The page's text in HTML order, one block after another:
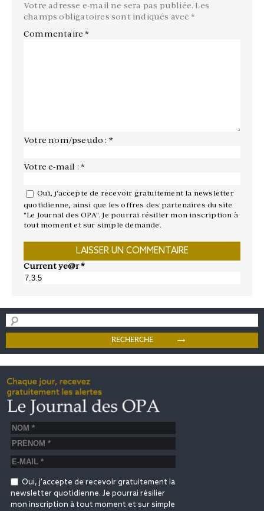
Votre adresse e-mail ne sera pas publiée. Les
champs obligatoires sont indiqués avec *
Commentaire*
Votre nom/pseudo : *
Votre e-mail : *
Oui, j'accepte de recevoir gratuitement la newsletter
quotidienne, ainsi que les offres des partenaires du site
"Le Journal des OPA". Je pourrai résilier mon inscription à
tout moment et sur simple demande.
Current ye@r*
Oui, j'accepte de recevoir gratuitement la
newsletter quotidienne. Je pourrai résilier
mon inscription à tout moment et sur simple